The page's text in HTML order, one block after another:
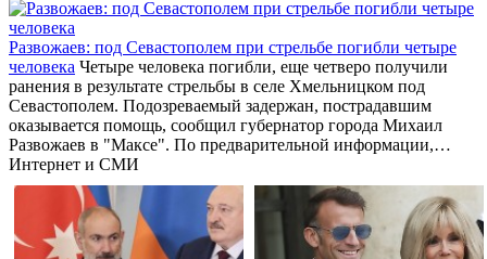
Развожаев: под Севастополем при стрельбе погибли четыре
человека Четыре человека погибли, еще четверо получили
ранения в результате стрельбы в селе Хмельницком под
Севастополем. Подозреваемый задержан, пострадавшим
оказывается помощь, сообщил губернатор города Михаил
Развожаев в "Максе". По предварительной информации,…
Интернет и СМИ